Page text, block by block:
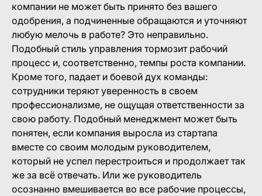
компании не может быть принято без вашего
одобрения, а подчиненные обращаются и уточняют
любую мелочь в работе? Это неправильно.
Подобный стиль управления тормозит рабочий
процесс и, соответственно, темпы роста компании.
Кроме того, падает и боевой дух команды:
сотрудники теряют уверенность в своем
профессионализме, не ощущая ответственности за
свою работу. Подобный менеджмент может быть
понятен, если компания выросла из стартапа
вместе со своим молодым руководителем,
который не успел перестроиться и продолжает так
же за всё отвечать. Или же руководитель
осознанно вмешивается во все рабочие процессы,